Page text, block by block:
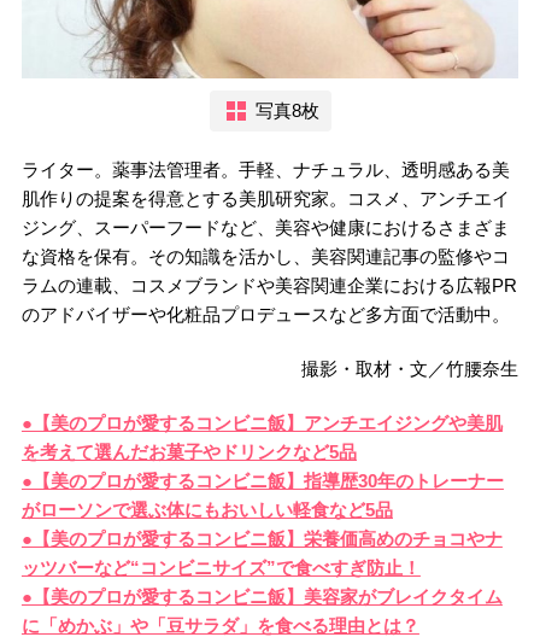
写真8枚
ライター。薬事法管理者。手軽、ナチュラル、透明感ある美
肌作りの提案を得意とする美肌研究家。コスメ、アンチエイ
ジング、スーパーフードなど、美容や健康におけるさまざま
な資格を保有。その知識を活かし、美容関連記事の監修やコ
ラムの連載、コスメブランドや美容関連企業における広報PR
のアドバイザーや化粧品プロデュースなど多方面で活動中。
撮影・取材・文／竹腰奈生
●【美のプロが愛するコンビニ飯】アンチエイジングや美肌
を考えて選んだお菓子やドリンクなど5品
●【美のプロが愛するコンビニ飯】指導歴30年のトレーナー
がローソンで選ぶ体にもおいしい軽食など5品
●【美のプロが愛するコンビニ飯】栄養価高めのチョコやナ
ッツバーなど“コンビニサイズ”で食べすぎ防止！
●【美のプロが愛するコンビニ飯】美容家がブレイクタイム
に「めかぶ」や「豆サラダ」を食べる理由とは？